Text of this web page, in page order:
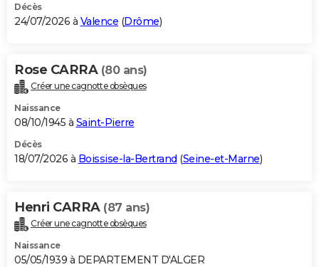
BONS PLANS
Carte de Noël
Carte Bonne année
Carte Saint-Valentin
Carte Pâques
Carte d'anniversaire
DICTIONNAIRE
Dictionnaire
Biographies
Citations
Expressions
Proverbes
PROGRAMME TV
S'inscrire
Se connecter
Lycées
Collèges
Primaires
Universités
Entreprises
Service militaire
Avis de recherche
AVIS DE DÉCÈS
Bricolage
Lifestyle
Culture
Sport
Auto
Television
Voyage
Cinema
Décès
24/07/2026 à Valence (Drôme)
Rose CARRA (80 ans)
Créer une cagnotte obsèques
Naissance
08/10/1945 à Saint-Pierre
Décès
18/07/2026 à Boissise-la-Bertrand (Seine-et-Marne)
Henri CARRA (87 ans)
Créer une cagnotte obsèques
Naissance
05/05/1939 à DEPARTEMENT D'ALGER